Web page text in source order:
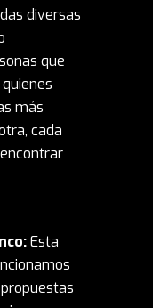
diversas
que
más
cada
Esta